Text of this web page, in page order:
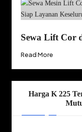
Sewa Lift Cor
Read More
Harga K 225